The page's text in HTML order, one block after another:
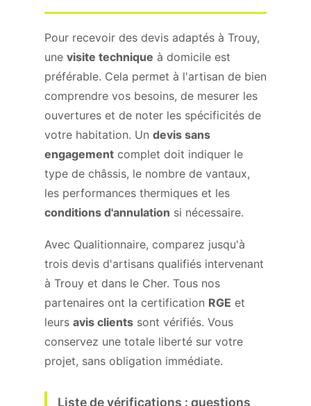
Pour recevoir des devis adaptés à Trouy,
une visite technique à domicile est
préférable. Cela permet à l'artisan de bien
comprendre vos besoins, de mesurer les
ouvertures et de noter les spécificités de
votre habitation. Un devis sans
engagement complet doit indiquer le
type de châssis, le nombre de vantaux,
les performances thermiques et les
conditions d'annulation si nécessaire.
Avec Qualitionnaire, comparez jusqu'à
trois devis d'artisans qualifiés intervenant
à Trouy et dans le Cher. Tous nos
partenaires ont la certification RGE et
leurs avis clients sont vérifiés. Vous
conservez une totale liberté sur votre
projet, sans obligation immédiate.
Liste de vérifications : questions